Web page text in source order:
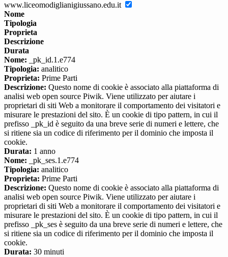
www.liceomodiglianigiussano.edu.it
Nome
Tipologia
Proprieta
Descrizione
Durata
Nome: _pk_id.1.e774
Tipologia: analitico
Proprieta: Prime Parti
Descrizione: Questo nome di cookie è associato alla piattaforma di
analisi web open source Piwik. Viene utilizzato per aiutare i
proprietari di siti Web a monitorare il comportamento dei visitatori e
misurare le prestazioni del sito. È un cookie di tipo pattern, in cui il
prefisso _pk_id è seguito da una breve serie di numeri e lettere, che
si ritiene sia un codice di riferimento per il dominio che imposta il
cookie.
Durata: 1 anno
Nome: _pk_ses.1.e774
Tipologia: analitico
Proprieta: Prime Parti
Descrizione: Questo nome di cookie è associato alla piattaforma di
analisi web open source Piwik. Viene utilizzato per aiutare i
proprietari di siti Web a monitorare il comportamento dei visitatori e
misurare le prestazioni del sito. È un cookie di tipo pattern, in cui il
prefisso _pk_ses è seguito da una breve serie di numeri e lettere, che
si ritiene sia un codice di riferimento per il dominio che imposta il
cookie.
Durata: 30 minuti